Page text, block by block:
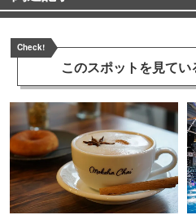
Check!
このスポットを見てい